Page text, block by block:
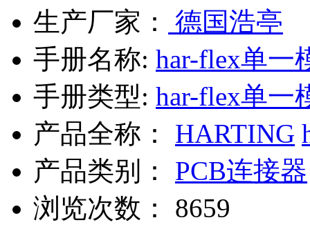
生产厂家：
德国浩亭
手册名称: har-flex单一
手册类型: har-flex单一
产品全称：
HARTING
产品类别：
PCB连接器
浏览次数：
8659